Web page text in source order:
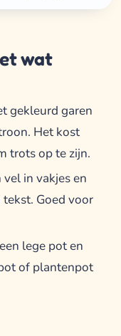
wat
gekleurd garen
Het kost
trots op te zijn.
in vakjes en
Goed voor
lege pot en
of plantenpot